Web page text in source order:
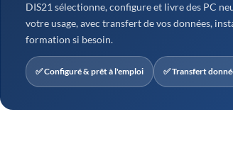
DIS21 sélectionne, configure et livre des PC
votre usage, avec transfert de vos données,
formation si besoin.
✅ Configuré & prêt à l'emploi ✅ Transfert